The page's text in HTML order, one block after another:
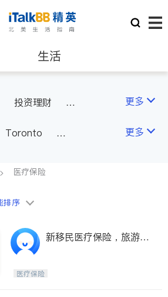
生活
房地产租售
会计师
投资理财
汽车保险
更多
Toronto
Newmarket
更多
医疗保险
排序
新移民医疗保险，旅游探
医疗保险